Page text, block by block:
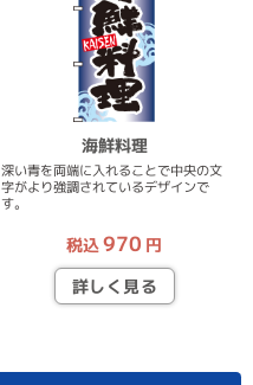
海鮮料理
深い青を両端に入れることで中央の文
字がより強調されているデザインで
す。
税込970 円
詳しく見る